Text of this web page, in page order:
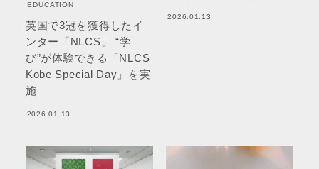
EDUCATION
英国で3冠を獲得したイ
ンター「NLCS」 “学
び”が体験できる「NLCS
Kobe Special Day」を実
施
2026.01.13
2026.01.13